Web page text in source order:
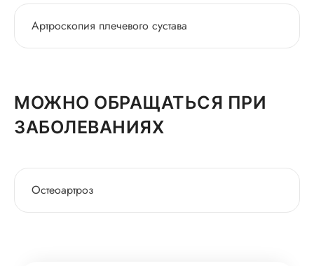
Артроскопия плечевого сустава
МОЖНО ОБРАЩАТЬСЯ ПРИ
ЗАБОЛЕВАНИЯХ
Остеоартроз